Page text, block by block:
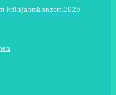
Frühjahrskonzert 2025